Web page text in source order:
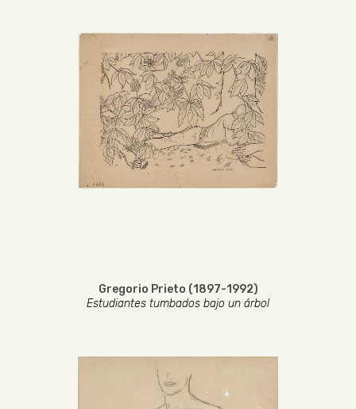
Gregorio Prieto (1897-1992)
Estudiantes tumbados bajo un árbol